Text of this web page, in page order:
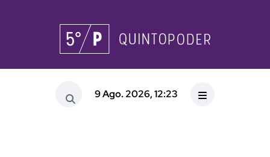
9 Ago. 2026, 12:23